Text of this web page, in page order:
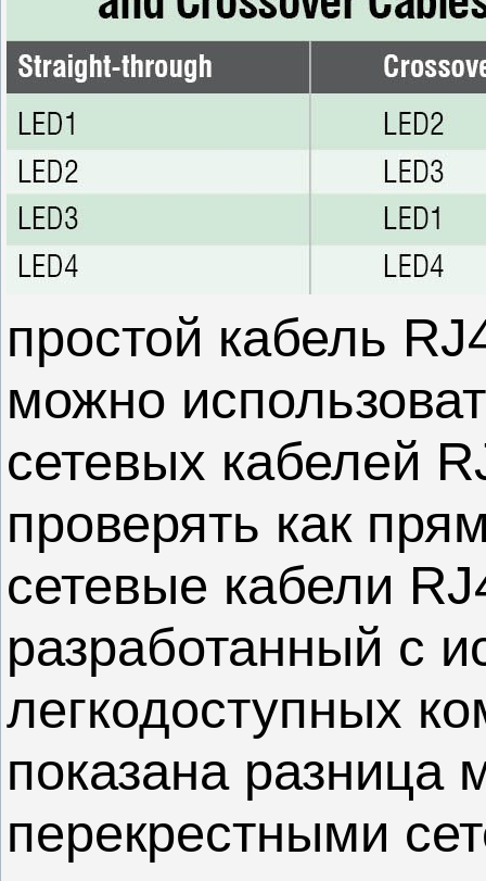
простой кабель
можно
сетевых кабелей
проверять как
сетевые кабели
разработанный с
легкодоступных
показана
перекрестными